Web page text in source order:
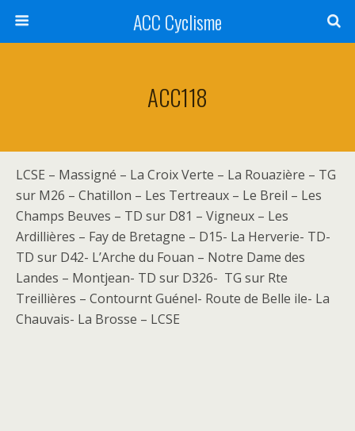
ACC Cyclisme
ACC118
LCSE – Massigné – La Croix Verte – La Rouazière – TG
sur M26 – Chatillon – Les Tertreaux – Le Breil – Les
Champs Beuves – TD sur D81 – Vigneux – Les
Ardillières – Fay de Bretagne – D15- La Herverie- TD-
TD sur D42- L’Arche du Fouan – Notre Dame des
Landes – Montjean- TD sur D326- TG sur Rte
Treillières – Contournt Guénel- Route de Belle ile- La
Chauvais- La Brosse – LCSE